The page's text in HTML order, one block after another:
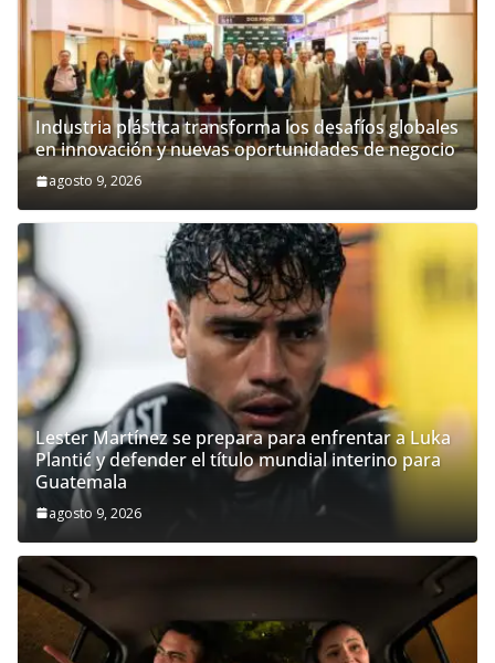
Industria plástica transforma los desafíos globales
en innovación y nuevas oportunidades de negocio
agosto 9, 2026
Lester Martínez se prepara para enfrentar a Luka
Plantić y defender el título mundial interino para
Guatemala
agosto 9, 2026